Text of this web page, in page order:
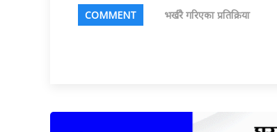
COMMENT भर्खरै गरिएका प्रतिक्रिया